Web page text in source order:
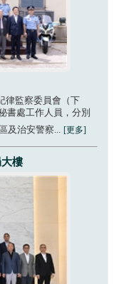
律監察委員會（下
書處工作人員，分別
及治安警察... [更多]
樓